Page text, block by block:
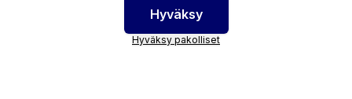
Hyväksy
Hyväksy pakolliset